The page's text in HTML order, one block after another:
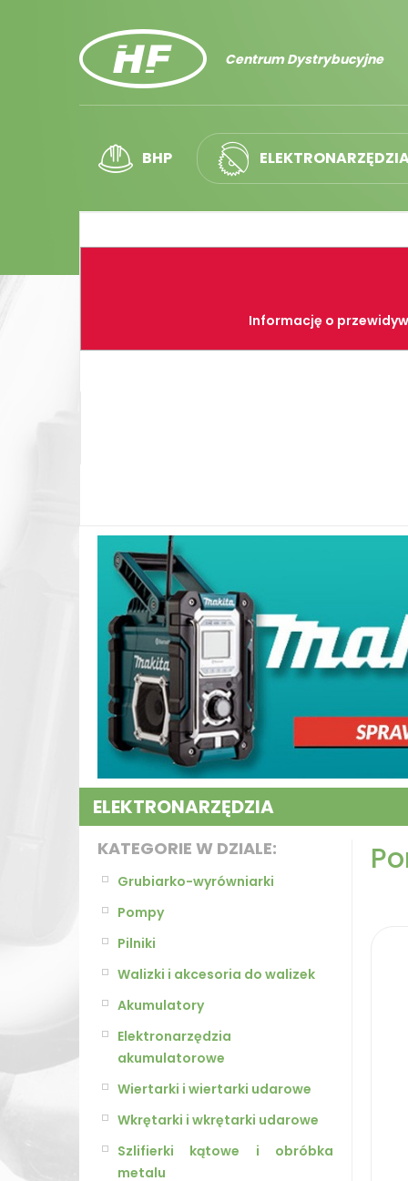
Centrum Dystrybucyjne
BHP
Informację o
ELEKTRONARZĘDZIA
KATEGORIE W DZIALE:
Grubiarko-wyrówniarki
Pompy
Pilniki
Walizki i akcesoria do walizek
Akumulatory
Elektronarzędzia
akumulatorowe
Wiertarki i wiertarki udarowe
Wkrętarki i wkrętarki udarowe
Szlifierki kątowe i obróbka
metalu